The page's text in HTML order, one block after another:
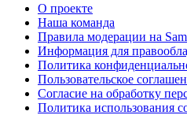
О проекте
Наша команда
Правила модерации на
Информация для
Политика
Пользовательское
Согласие на обработку
Политика использования